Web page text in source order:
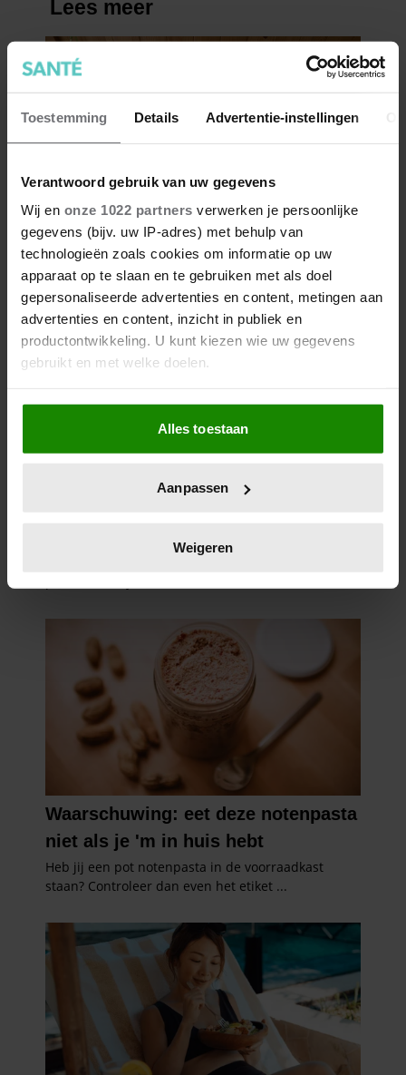
Toestemming Details Advertentie-instellingen
Verantwoord gebruik van uw gegevens
Wij en onze 1022 partners verwerken je persoonlijke
gegevens (bijv. uw IP-adres) met behulp van
technologieën zoals cookies om informatie op uw
apparaat op te slaan en te gebruiken met als doel
gepersonaliseerde advertenties en content, metingen aan
advertenties en content, inzicht in publiek en
productontwikkeling. U kunt kiezen wie uw gegevens
gebruikt en met welke doelen.
Als u het toestaat, willen we ook graag:
Informatie verzamelen over uw geografische
locatie, die tot een paar meter nauwkeurig kan zijn
scannen op specifieke eigenschappen (fingerprinting)
verwerkt en stel uw voorkeuren in het
intrekken in de Cookieverklaring.
We gebruiken cookies om content en advertenties te
personaliseren, om functies voor social media te bieden
en om ons websiteverkeer te analyseren. Ook delen we
informatie over uw gebruik van onze site met onze
partners voor social media, adverteren en analyse. Deze
partners kunnen deze gegevens combineren met andere
informatie die u aan ze heeft verstrekt of die ze hebben
verzameld op basis van uw gebruik van hun services. U
gaat akkoord met onze cookies als u onze website blijft
Alles toestaan
Aanpassen
Weigeren